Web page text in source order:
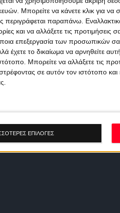
Μπορείτε να κάνετε κλικ για να
περιγράφεται παραπάνω.
και να αλλάξετε τις προτιμήσεις
επεξεργασία των προσωπικών
έχετε το δικαίωμα να αρνηθείτε
Μπορείτε να αλλάξετε τις
σε αυτόν τον ιστότοπο
ΕΠΙΛΟΓΕΣ